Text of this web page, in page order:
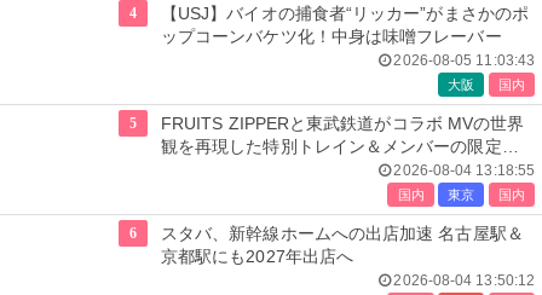
4
【USJ】バイオの捕食者“リッカー”がまさかのポ
ップコーンバケツ化！中身は味噌フレーバー
2026-08-05 11:03:43
大阪 国内
5
FRUITS ZIPPERと東武鉄道がコラボ MVの世界
観を再現した特別トレイン＆メンバーの限定ア
2026-08-04 13:18:55
国内 東京 国内
6
スタバ、新幹線ホームへの出店加速 名古屋駅＆
京都駅にも2027年出店へ
2026-08-04 13:50:12